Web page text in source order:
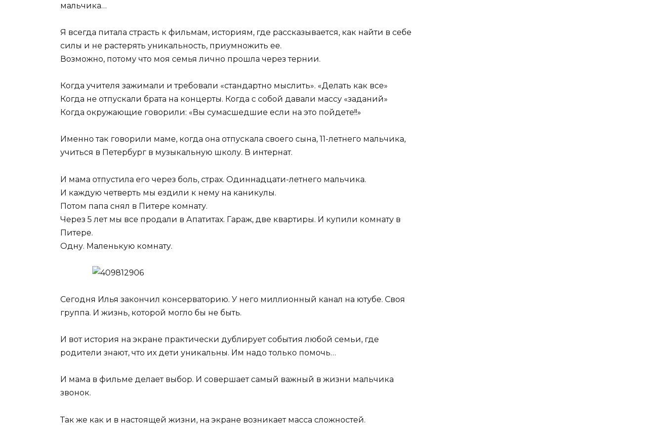
мальчика…
Я всегда питала страсть к фильмам, историям, где рассказывается, как найти в себе
силы и не растерять уникальность, приумножить ее.
Возможно, потому что моя семья лично прошла через тернии.
Когда учителя зажимали и требовали «стандартно мыслить». «Делать как все»
Когда не отпускали брата на концерты. Когда с собой давали массу «заданий»
Когда окружающие говорили: «Вы сумасшедшие если на это пойдете!!»
Именно так говорили маме, когда она отпускала своего сына, 11-летнего мальчика,
учиться в Петербург в музыкальную школу. В интернат.
И мама отпустила его через боль, страх. Одиннадцати-летнего мальчика.
И каждую четверть мы ездили к нему на каникулы.
Потом папа снял в Питере комнату.
Через 5 лет мы все продали в Апатитах. Гараж, две квартиры. И купили комнату в
Питере.
Одну. Маленькую комнату.
Сегодня Илья закончил консерваторию. У него миллионный канал на ютубе. Своя
группа. И жизнь, которой могло бы не быть.
И вот история на экране практически дублирует события любой семьи, где
родители знают, что их дети уникальны. Им надо только помочь…
И мама в фильме делает выбор. И совершает самый важный в жизни мальчика
звонок.
Так же как и в настоящей жизни, на экране возникает масса сложностей.